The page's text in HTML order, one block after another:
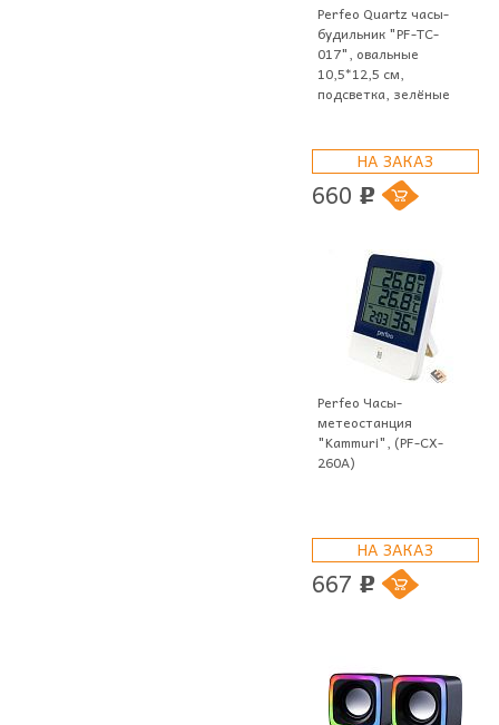
Perfeo Quartz часы-
будильник "PF-TC-
017", овальные
10,5*12,5 см,
подсветка, зелёные
НА ЗАКАЗ
660 p
Perfeo Часы-
метеостанция
"Kammuri", (PF-CX-
260A)
НА ЗАКАЗ
667 p